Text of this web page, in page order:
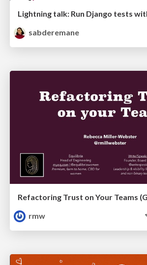
sabderemane
rmw